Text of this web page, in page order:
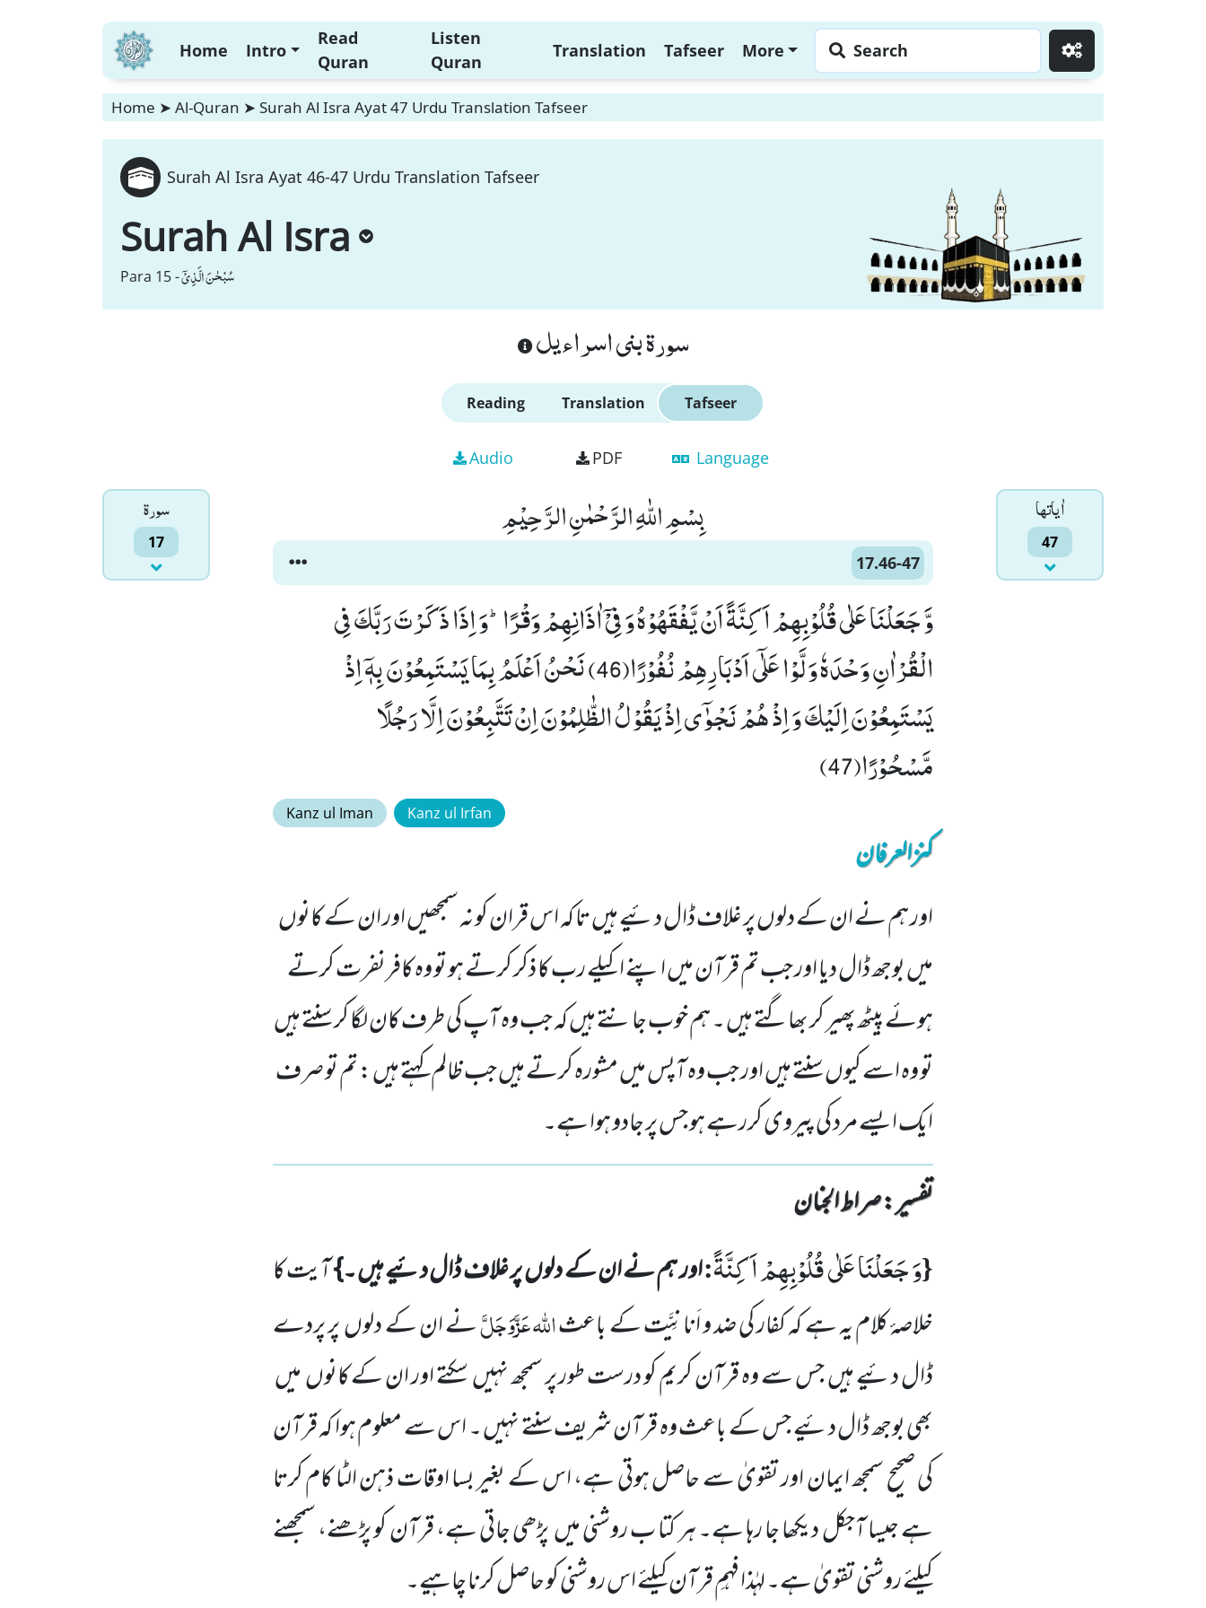
Home Intro
Read
Quran
Listen
Quran
Translation Tafseer More Search
Home ➤ Al-Quran ➤ Surah Al Isra Ayat 47 Urdu Translation Tafseer
Surah Al Isra Ayat 46-47 Urdu Translation Tafseer
Surah Al Isra
Para 15 -سُبْحٰنَ الَّذِیْۤ
سورة بنى اسراءيل
Reading Translation Tafseer
Audio PDF Language
سورۃ
17
اٰياتها
47
بِسْمِ اللّٰهِ الرَّحْمٰنِ الرَّحِیْمِ
17.46-47
وَّ جَعَلْنَا عَلٰى قُلُوْبِهِمْ اَكِنَّةً اَنْ یَّفْقَهُوْهُ وَ فِیْۤ اٰذَانِهِمْ وَقْرًاؕ-وَ اِذَا ذَكَرْتَ رَبَّكَ فِی
الْقُرْاٰنِ وَحْدَهٗ وَلَّوْا عَلٰۤى اَدْبَارِهِمْ نُفُوْرًا(46) نَحْنُ اَعْلَمُ بِمَا یَسْتَمِعُوْنَ بِهٖۤ اِذْ
یَسْتَمِعُوْنَ اِلَیْكَ وَ اِذْ هُمْ نَجْوٰۤى اِذْ یَقُوْلُ الظّٰلِمُوْنَ اِنْ تَتَّبِعُوْنَ اِلَّا رَجُلًا
مَّسْحُوْرًا(47)
Kanz ul Iman Kanz ul Irfan
کنزالعرفان
اور ہم نے ان کے دلوں پر غلاف ڈال دئیے ہیں تا کہ اس قران کو نہ سمجھیں اور ان کے کانوں
میں بوجھ ڈال دیا اور جب تم قرآن میں اپنے اکیلے رب کا ذکر کرتے ہو تو وہ کافرنفرت کرتے
ہوئے پیٹھ پھیر کر بھاگتے ہیں ۔ ہم خوب جانتے ہیں کہ جب وہ آپ کی طرف کان لگا کر سنتے ہیں
تو وہ اسے کیوں سنتے ہیں اور جب وہ آپس میں مشورہ کرتے ہیں جب ظالم کہتے ہیں : تم تو صرف
ایک ایسے مرد کی پیروی کررہے ہو جس پر جادو ہوا ہے۔
تفسیر : ‎صراط الجنان
{وَ جَعَلْنَا عَلٰى قُلُوْبِهِمْ اَكِنَّةً:اور ہم نے ان کے دلوںپر غلاف ڈال دئیے ہیں ۔}آیت کا
خلاصۂ کلام یہ ہے کہ کفار کی ضد و اَنانِیَّت کے باعثاللّٰہعَزَّوَجَلَّنے ان کے دلوںپر پردے
ڈال دئیے ہیںجس سے وہ قرآن کریم کو درست طور پر سمجھ نہیںسکتے اور ان کے کانوںمیں
بھی بوجھ ڈال دئیے جس کے باعث وہ قرآن شریف سنتے نہیں ۔ اس سے معلوم ہوا کہ قرآن
کی صحیح سمجھ ایمان اور تقویٰ سے حاصل ہوتی ہے، اس کے بغیر بسا اوقات ذہن الٹا کام کرتا
ہے جیسا آجکل دیکھا جا رہا ہے۔ ہر کتا ب روشنی میںپڑھی جاتی ہے، قرآن کو پڑھنے، سمجھنے
کیلئے روشنی تقویٰ ہے۔ لہٰذا فہمِ قرآن کیلئے اس روشنی کو حاصل کرنا چاہیے۔